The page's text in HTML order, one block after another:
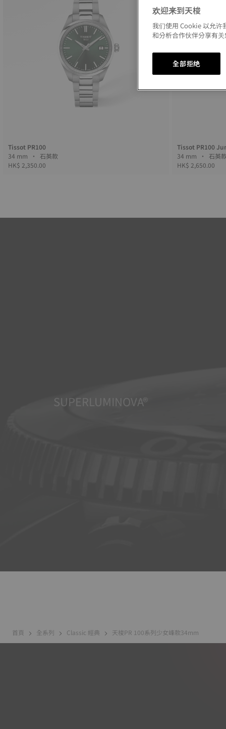
Tissot PR100
34 mm • 石英款
HK$ 2,350.00
Tissot PR100
34 mm • 石
HK$ 2,650.00
SUPERLUMINOVA®
首頁 全系列 Classic 經典 天梭PR 100系列少女峰款34mm
欢迎来到天梭
我们使用 Cookie 以允许
和分析合作伙伴分享有
全部拒绝